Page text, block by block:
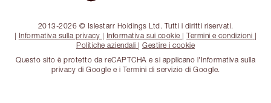
2013-2026 © Islestarr Holdings Ltd. Tutti i diritti riservati.
| Informativa sulla privacy | Informativa sui cookie |Termini e condizioni |
Politiche aziendali | Gestire i cookie
Questo sito è protetto da reCAPTCHA e si applicano l'Informativa sulla
privacy di Google e i Termini di servizio di Google.